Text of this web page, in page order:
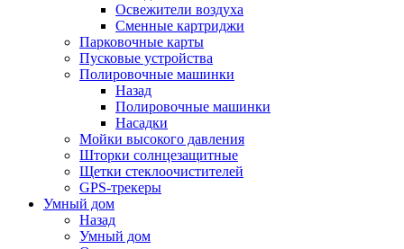
Освежители воздуха
Сменные картриджи
Парковочные карты
Пусковые устройства
Полировочные машинки
Назад
Полировочные машинки
Насадки
Мойки высокого давления
Шторки солнцезащитные
Щетки стеклоочистителей
GPS-трекеры
Умный дом
Назад
Умный дом